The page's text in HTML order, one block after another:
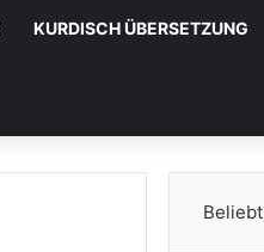
KURDISCH ÜBERSETZUNG
Beliebt